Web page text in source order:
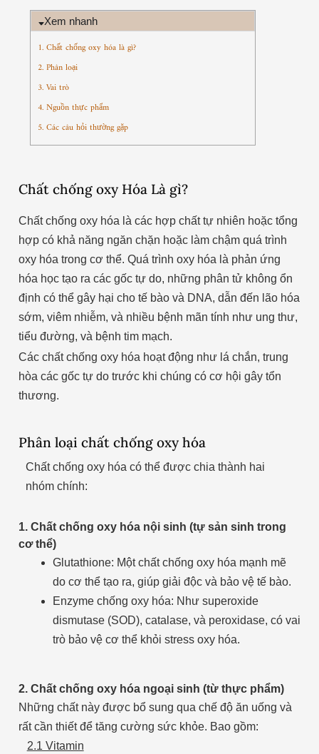
Xem nhanh
1. Chất chống oxy hóa là gì?
2. Phân loại
3. Vai trò
4. Nguồn thực phẩm
5. Các câu hỏi thường gặp
Chất chống oxy Hóa Là gì?
Chất chống oxy hóa là các hợp chất tự nhiên hoặc tổng
hợp có khả năng ngăn chặn hoặc làm chậm quá trình
oxy hóa trong cơ thể. Quá trình oxy hóa là phản ứng
hóa học tạo ra các gốc tự do, những phân tử không ổn
định có thể gây hại cho tế bào và DNA, dẫn đến lão hóa
sớm, viêm nhiễm, và nhiều bệnh mãn tính như ung thư,
tiểu đường, và bệnh tim mạch.
Các chất chống oxy hóa hoạt động như lá chắn, trung
hòa các gốc tự do trước khi chúng có cơ hội gây tổn
thương.
Phân loại chất chống oxy hóa
Chất chống oxy hóa có thể được chia thành hai
nhóm chính:
1. Chất chống oxy hóa nội sinh (tự sản sinh trong
cơ thể)
Glutathione: Một chất chống oxy hóa mạnh mẽ
do cơ thể tạo ra, giúp giải độc và bảo vệ tế bào.
Enzyme chống oxy hóa: Như superoxide
dismutase (SOD), catalase, và peroxidase, có vai
trò bảo vệ cơ thể khỏi stress oxy hóa.
2. Chất chống oxy hóa ngoại sinh (từ thực phẩm)
Những chất này được bổ sung qua chế độ ăn uống và
rất cần thiết để tăng cường sức khỏe. Bao gồm:
2.1 Vitamin